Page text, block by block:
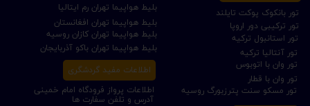
تور ترکیبی دور اروپا بلیط هواپیما تهران افغانستان
بلیط هواپیما تهران رم ایتالیا
اطلاعات پرواز فرودگاه امام خمینی
بلیط هواپیما تهران باکو آذربایجان
بلیط هواپیما تهران کازان روسیه
تور آنتالیا ترکیه
تور استانبول ترکیه
تور مسکو سنت پترزبورگ روسیه
تور وان با قطار
تور بانکوک پوکت تایلند
تور وان با اتوبوس
آدرس و تلفن سفارت ها
اطلاعات مفید گردشگری